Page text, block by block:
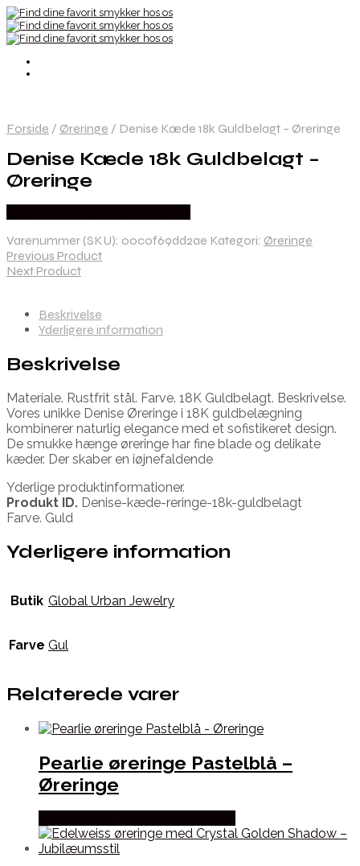
Forside / Øreringe / Denise Kæde 18k Guldbelagt – Øreringe
Denise Kæde 18k Guldbelagt –
Øreringe
Varenummer (SKU): 00c0f69dd2ae Kategori: Øreringe
Previous Product
Next Product
Beskrivelse
Yderligere information
Beskrivelse
Materiale. Rustfrit stål. Farve. 18K Guldbelagt. Beskrivelse.
Vores unikke Denise Øreringe i 18K guldbelægning
kombinerer naturlig elegance med et sofistikeret design.
De smukke hænge øreringe har fine blade og delikate
kæder. Der skaber en iøjnefaldende
Yderlige produktinformationer.
Produkt ID. Denise-kæde-reringe-18k-guldbelagt
Farve. Guld
Yderligere information
Butik Global Urban Jewelry
Farve Gul
Relaterede varer
Pearlie øreringe Pastelblå –
Øreringe